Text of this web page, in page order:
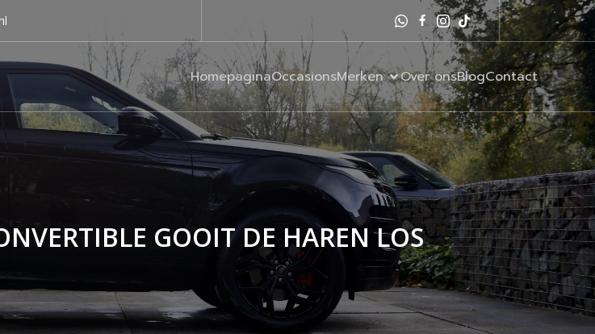
HomepaginaOccasionsMerken Over onsBlogContact
GOOIT DE HAREN LOS